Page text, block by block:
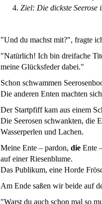
Ziel: Die dickste Seerose
"Und du machst mit?", fragte
"Natürlich! Ich bin dreifache
meine Glücksfeder dabei."
Schon schwammen
Die anderen Enten machten
Der Startpfiff kam aus einem
Die Seerosen schwankten, die
Wasserperlen und Lachen.
Meine Ente – pardon, die Ente
auf einer Riesenblume.
Das Publikum, eine Horde
Am Ende saßen wir beide auf
"Warst du auch schon mal so